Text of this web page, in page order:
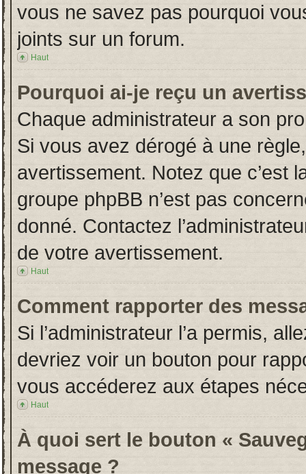
vous ne savez pas pourquoi
joints sur un forum.
Haut
Pourquoi ai-je reçu un
Chaque administrateur a son
Si vous avez dérogé à une
avertissement. Notez que c’est
groupe phpBB n’est pas
donné. Contactez
de votre avertissement.
Haut
Comment rapporter des
Si l’administrateur l’a permis,
devriez voir un bouton pour
vous accéderez aux étapes
Haut
À quoi sert le bouton «
message ?